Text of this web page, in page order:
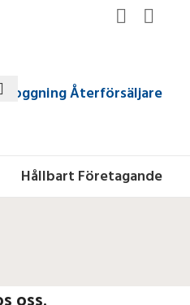
Återförsäljare
Hållbart Företagande
oss.